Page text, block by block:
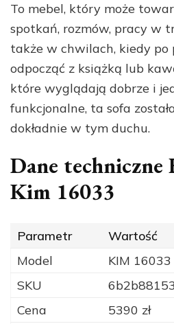
To mebel, który może
spotkań, rozmów, pracy w
także w chwilach, kiedy po
odpocząć z książką lub
które wyglądają dobrze i
funkcjonalne, ta sofa
dokładnie w tym duchu.
Dane techniczne
Kim 16033
Parametr
Wartość
Model
KIM 16033
SKU
Cena
5390 zł